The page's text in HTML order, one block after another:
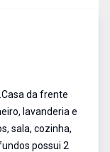
da frente
lavanderia e
sala, cozinha,
possui 2